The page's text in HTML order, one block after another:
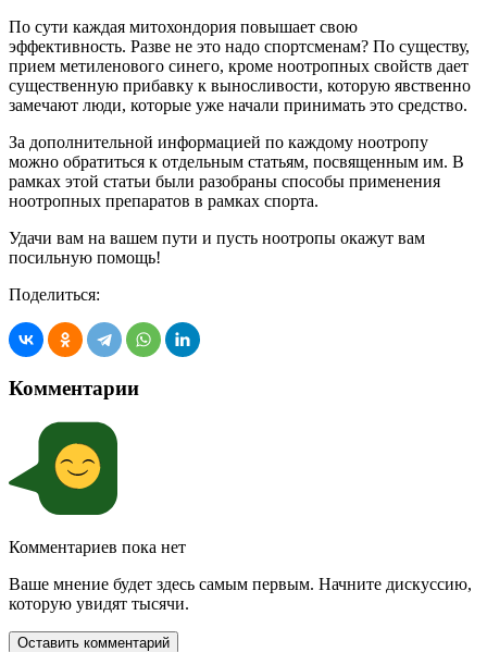
По сути каждая митохондория повышает свою
эффективность. Разве не это надо спортсменам? По существу,
прием метиленового синего, кроме ноотропных свойств дает
существенную прибавку к выносливости, которую явственно
замечают люди, которые уже начали принимать это средство.
За дополнительной информацией по каждому ноотропу
можно обратиться к отдельным статьям, посвященным им. В
рамках этой статьи были разобраны способы применения
ноотропных препаратов в рамках спорта.
Удачи вам на вашем пути и пусть ноотропы окажут вам
посильную помощь!
Поделиться:
Комментарии
Комментариев пока нет
Ваше мнение будет здесь самым первым. Начните дискуссию,
которую увидят тысячи.
Оставить комментарий